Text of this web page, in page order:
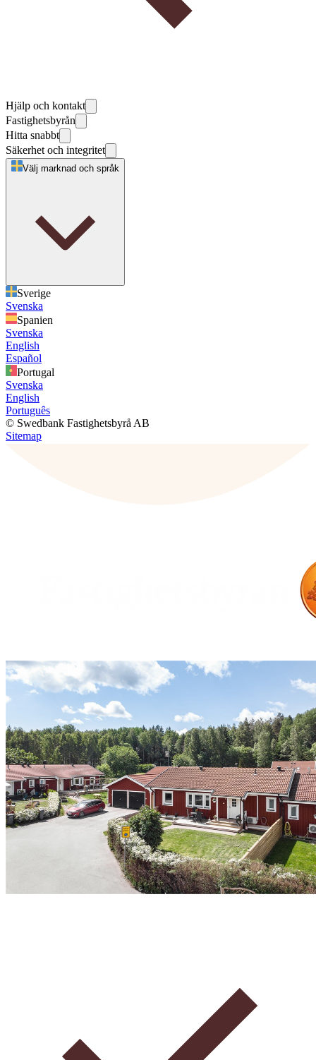
Hjälp och kontakt
Fastighetsbyrån
Hitta snabbt
Säkerhet och integritet
Välj marknad och språk
Sverige
Svenska
Spanien
Svenska
English
Español
Portugal
Svenska
English
Português
© Swedbank Fastighetsbyrå AB
Sitemap